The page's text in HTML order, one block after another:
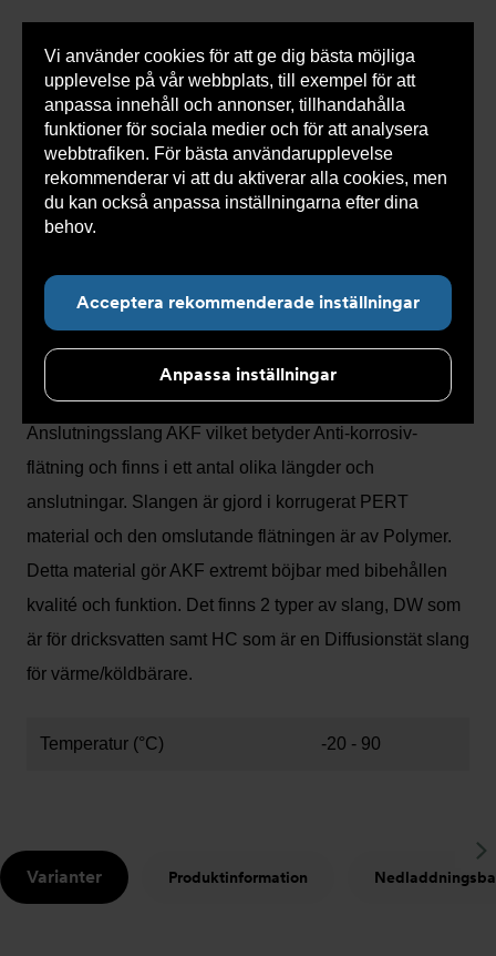
Vi använder cookies för att ge dig bästa möjliga
upplevelse på vår webbplats, till exempel för att
anpassa innehåll och annonser, tillhandahålla
funktioner för sociala medier och för att analysera
webbtrafiken. För bästa användarupplevelse
rekommenderar vi att du aktiverar alla cookies, men
du kan också anpassa inställningarna efter dina
behov.
Acceptera rekommenderade inställningar
Anpassa inställningar
0 varorSnabborder
Du
här:
Armatec > Produkter > Kyla > Slang >
Slang
AKF
> AKF Inv x 90° Inv
AKF Inv x 90° Inv
Anslutningsslang AKF vilket betyder Anti-korrosiv-
flätning och finns i ett antal olika längder och
anslutningar. Slangen är gjord i korrugerat PERT
material och den omslutande flätningen är av Polymer.
Detta material gör AKF extremt böjbar med bibehållen
kvalité och funktion. Det finns 2 typer av slang, DW som
är för dricksvatten samt HC som är en Diffusionstät slang
för värme/köldbärare.
Temperatur (°C) -20 - 90
Varianter Produktinformation